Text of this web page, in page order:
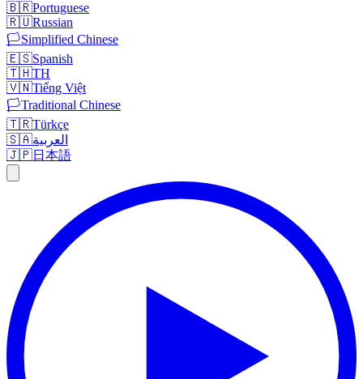
🇧🇷Portuguese
🇷🇺Russian
🏳️Simplified Chinese
🇪🇸Spanish
🇹🇭TH
🇻🇳Tiếng Việt
🏳️Traditional Chinese
🇹🇷Türkçe
🇸🇦العربية
🇯🇵日本語